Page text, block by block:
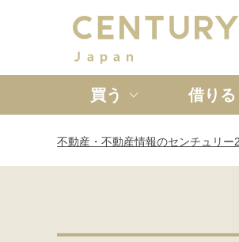
買う
新築一戸建
借りる
不動産・不動産情報のセンチュリー